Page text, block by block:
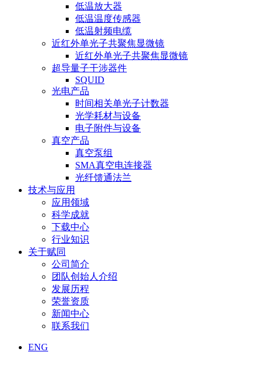
低温放大器
低温温度传感器
低温射频电缆
近红外单光子共聚焦显微镜
近红外单光子共聚焦显微镜
超导量子干涉器件
SQUID
光电产品
时间相关单光子计数器
光学耗材与设备
电子附件与设备
真空产品
真空泵组
SMA真空电连接器
光纤馈通法兰
技术与应用
应用领域
科学成就
下载中心
行业知识
关于赋同
公司简介
团队创始人介绍
发展历程
荣誉资质
新闻中心
联系我们
ENG